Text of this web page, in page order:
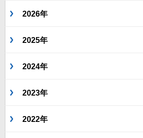
2026年
2025年
2024年
2023年
2022年